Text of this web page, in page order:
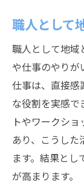
職人として
職人として地域
や仕事のやりが
仕事は、直接感
な役割を実感で
トやワークシ
あり、こうした
ます。結果と
が高まります。